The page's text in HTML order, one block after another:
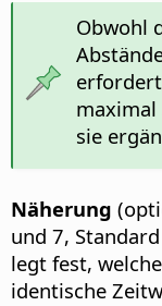
Obwohl
maximal
sie
Näherung
und 7,
legt fest,
identische